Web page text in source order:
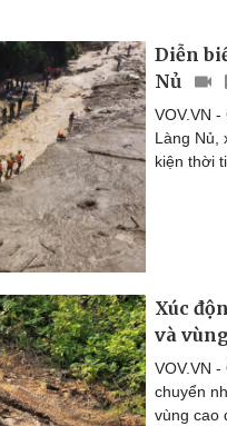
Diễn
Nủ
VOV.VN
Làng Nủ,
kiện thời
Xúc
và
VOV.VN
chuyển
vùng cao